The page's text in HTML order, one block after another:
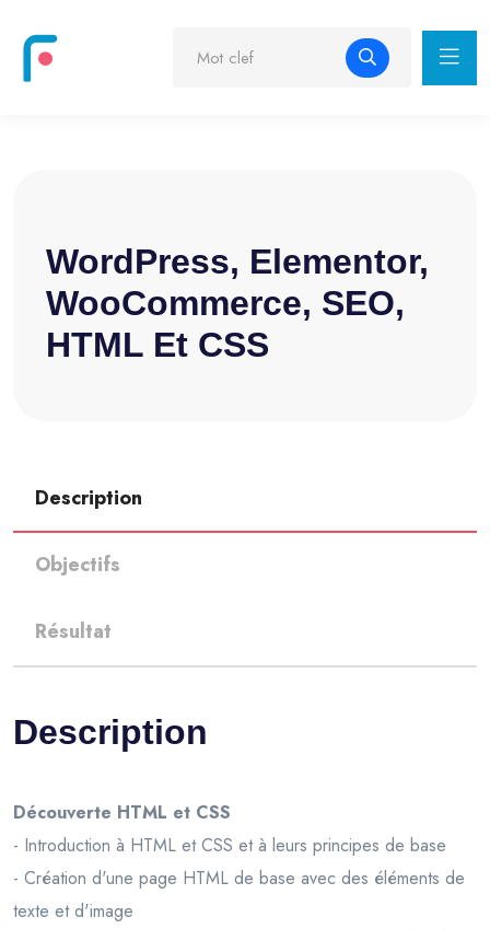
WordPress, Elementor,
WooCommerce, SEO,
HTML Et CSS
Description
Objectifs
Résultat
Description
Découverte HTML et CSS
- Introduction à HTML et CSS et à leurs principes de base
- Création d'une page HTML de base avec des éléments de
texte et d'image